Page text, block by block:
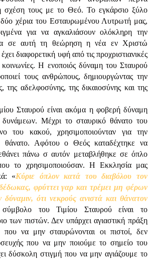
σχέση τους με το Θεό. Το εγκάρσιο ξύλο
δύο χέρια του Εσταυρωμένου Λυτρωτή μας,
για να αγκαλιάσουν ολόκληρη την
σε αυτή τη θεώρηση η νέα εν Χριστώ
διαφορετική υφή από τις προχριστιανικές
κοινωνίες. Η ενοποιός δύναμη του Σταυρού
τους ανθρώπους, δημιουργώντας την
της αδελφοσύνης, της δικαιοσύνης και της
Σταυρού είναι ακόμα η φοβερή δύναμη
Μέχρι το σταυρικό θάνατο του
του κακού, χρησιμοποιούνταν για την
θάνατο. Αφότου ο Θεός καταδέχτηκε να
πάνω σ αυτόν μεταβλήθηκε σε όπλο
το χρησιμοποιούσαν. Η Εκκλησία μας
«Κύριε όπλον κατά του διαβόλου τον
φρύττει γαρ και τρέμει μη φέρων
ότι νεκρούς ανιστά και θάνατον
του Τιμίου Σταυρού είναι το
των πιστών. Δεν υπάρχει αγιαστική πράξη
που να μην σταυρώνονται οι πιστοί, δεν
που να μην ποιούμε το σημείο του
δύσκολη στιγμή που να μην αγιάζουμε το